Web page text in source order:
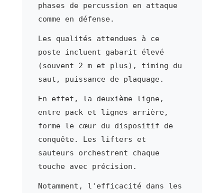
phases de percussion en attaque
comme en défense.
Les qualités attendues à ce
poste incluent gabarit élevé
(souvent 2 m et plus), timing du
saut, puissance de plaquage.
En effet, la deuxième ligne,
entre pack et lignes arrière,
forme le cœur du dispositif de
conquête. Les lifters et
sauteurs orchestrent chaque
touche avec précision.
Notamment, l'efficacité dans les